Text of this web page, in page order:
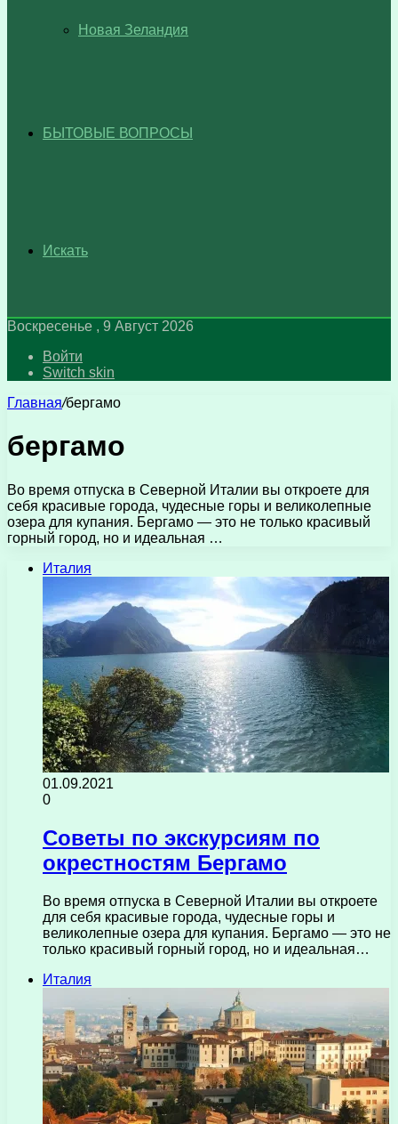
Новая Зеландия
БЫТОВЫЕ ВОПРОСЫ
Искать
Воскресенье , 9 Август 2026
Войти
Switch skin
Главная/бергамо
бергамо
Во время отпуска в Северной Италии вы откроете для
себя красивые города, чудесные горы и великолепные
озера для купания. Бергамо — это не только красивый
горный город, но и идеальная …
Италия
01.09.2021
0
Советы по экскурсиям по
окрестностям Бергамо
Во время отпуска в Северной Италии вы откроете
для себя красивые города, чудесные горы и
великолепные озера для купания. Бергамо — это не
только красивый горный город, но и идеальная…
Италия